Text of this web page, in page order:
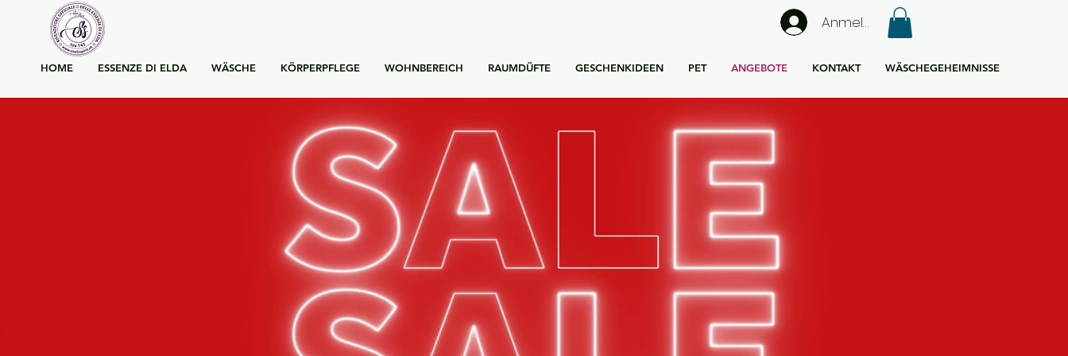
Anmelden
HOME ESSENZE DI ELDA WÄSCHE KÖRPERPFLEGE WOHNBEREICH RAUMDÜFTE GESCHENKIDEEN PET ANGEBOTE KONTAKT WÄSCHEGEHEIMNISSE